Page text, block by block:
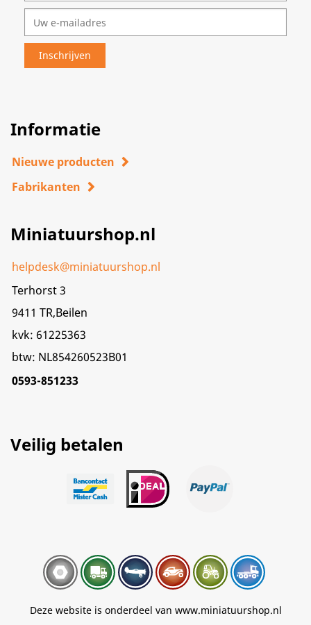
Informatie
Nieuwe producten
Fabrikanten
Miniatuurshop.nl
helpdesk@miniatuurshop.nl
Terhorst 3
9411 TR,Beilen
kvk: 61225363
btw: NL854260523B01
0593-851233
Veilig betalen
Deze website is onderdeel van www.miniatuurshop.nl